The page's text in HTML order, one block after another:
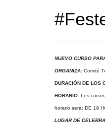
NUEVO CURSO
ORGANIZA: Comité
DURACIÓN DE LOS
HORARIO: Los
horario será: DE 19
LUGAR DE